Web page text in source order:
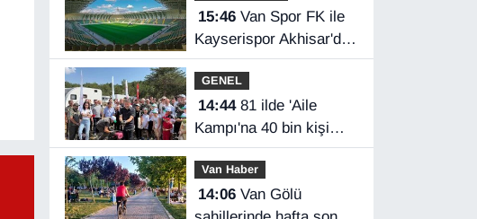
15:46Van Spor FK ile
Kayserispor Akhisar'da
rakip
GENEL
14:4481 ilde 'Aile
Kampı'na 40 bin kişi
katıldı
Van Haber
14:06Van Gölü